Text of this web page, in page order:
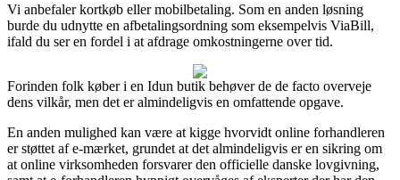
Vi anbefaler kortkøb eller mobilbetaling. Som en anden løsning
burde du udnytte en afbetalingsordning som eksempelvis ViaBill,
ifald du ser en fordel i at afdrage omkostningerne over tid.
Forinden folk køber i en Idun butik behøver de de facto overveje
dens vilkår, men det er almindeligvis en omfattende opgave.
En anden mulighed kan være at kigge hvorvidt online forhandleren
er støttet af e-mærket, grundet at det almindeligvis er en sikring om
at online virksomheden forsvarer den officielle danske lovgivning,